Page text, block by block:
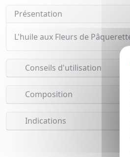
Présentation
L'huile aux Fleurs de
Conseils d'utilisation
Composition
Indications